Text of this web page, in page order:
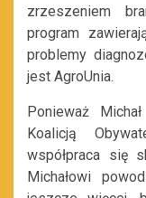
zrzeszeniem
program
problemy
jest AgroUnia.
Ponieważ
Koalicją
współpraca się
Michałowi